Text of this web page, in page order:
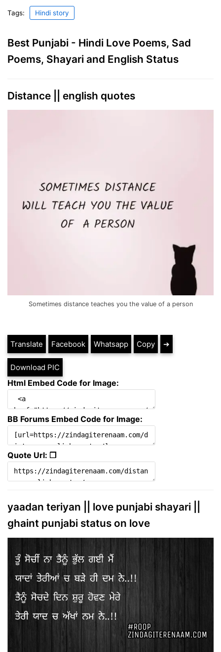
Tags: Hindi story
Best Punjabi - Hindi Love Poems, Sad
Poems, Shayari and English Status
Distance || english quotes
Sometimes distance teaches you the value of a person
Translate Facebook Whatsapp Copy ➔
Download PIC
Html Embed Code for Image:
BB Forums Embed Code for Image:
Quote Url: ❐
yaadan teriyan || love punjabi shayari ||
ghaint punjabi status on love